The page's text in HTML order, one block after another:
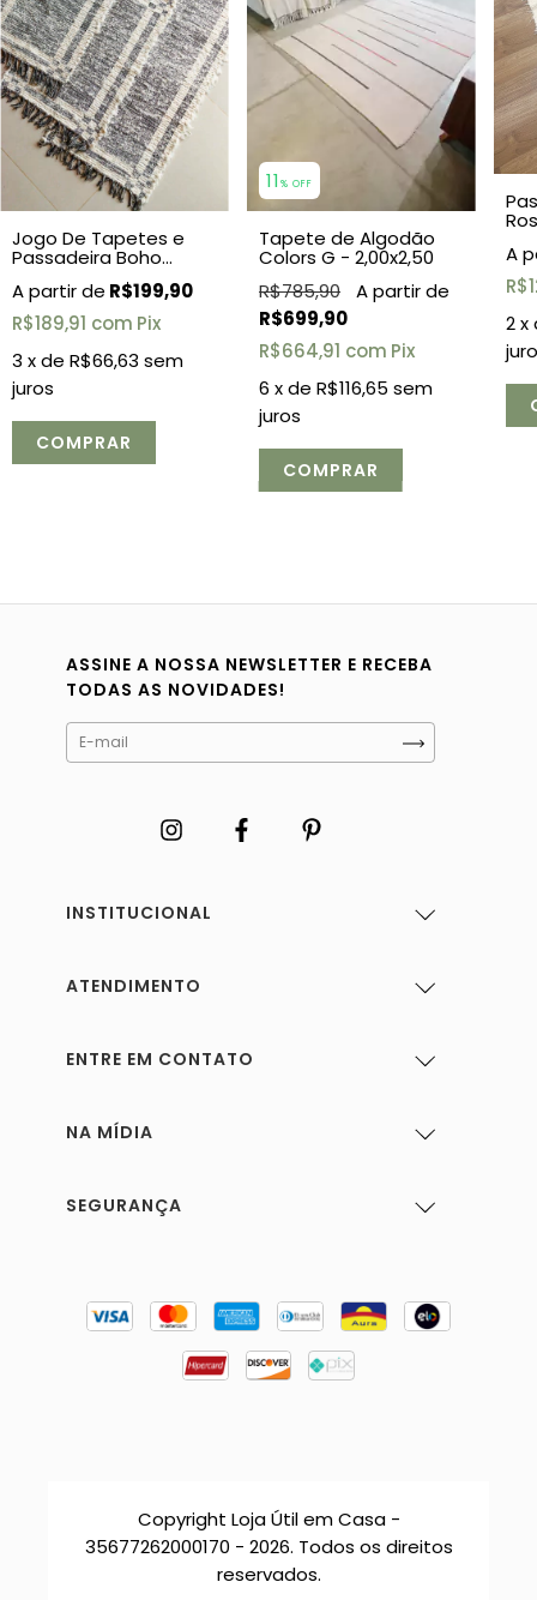
Jogo De Tapetes e
Passadeira Boho
Dupla Face Preto 3
Peças
R$199,90
R$189,91 com Pix
3 x de R$66,63 sem
juros
11 % OFF
Tapete de Algodão
Colors G - 2,00x2,50
R$785,90
R$699,90
R$664,91 com Pix
6 x de R$116,65 sem
juros
2 x
ASSINE A NOSSA NEWSLETTER E RECEBA
TODAS AS NOVIDADES!
INSTITUCIONAL
ATENDIMENTO
ENTRE EM CONTATO
NA MÍDIA
SEGURANÇA
Copyright Loja Útil em Casa -
35677262000170 - 2026. Todos os direitos
reservados.